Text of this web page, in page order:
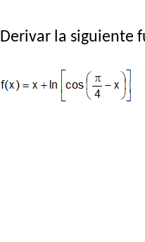
Derivar la siguiente